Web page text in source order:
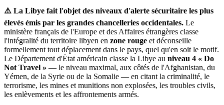
⚠️ La Libye fait l'objet des niveaux d'alerte sécuritaire les plus
élevés émis par les grandes chancelleries occidentales. Le
ministère français de l'Europe et des Affaires étrangères classe
l'intégralité du territoire libyen en zone rouge et déconseille
formellement tout déplacement dans le pays, quel qu'en soit le motif.
Le Département d'État américain classe la Libye au niveau 4 « Do
Not Travel » — le niveau maximal, aux côtés de l'Afghanistan, du
Yémen, de la Syrie ou de la Somalie — en citant la criminalité, le
terrorisme, les mines et munitions non explosées, les troubles civils,
les enlèvements et les affrontements armés.